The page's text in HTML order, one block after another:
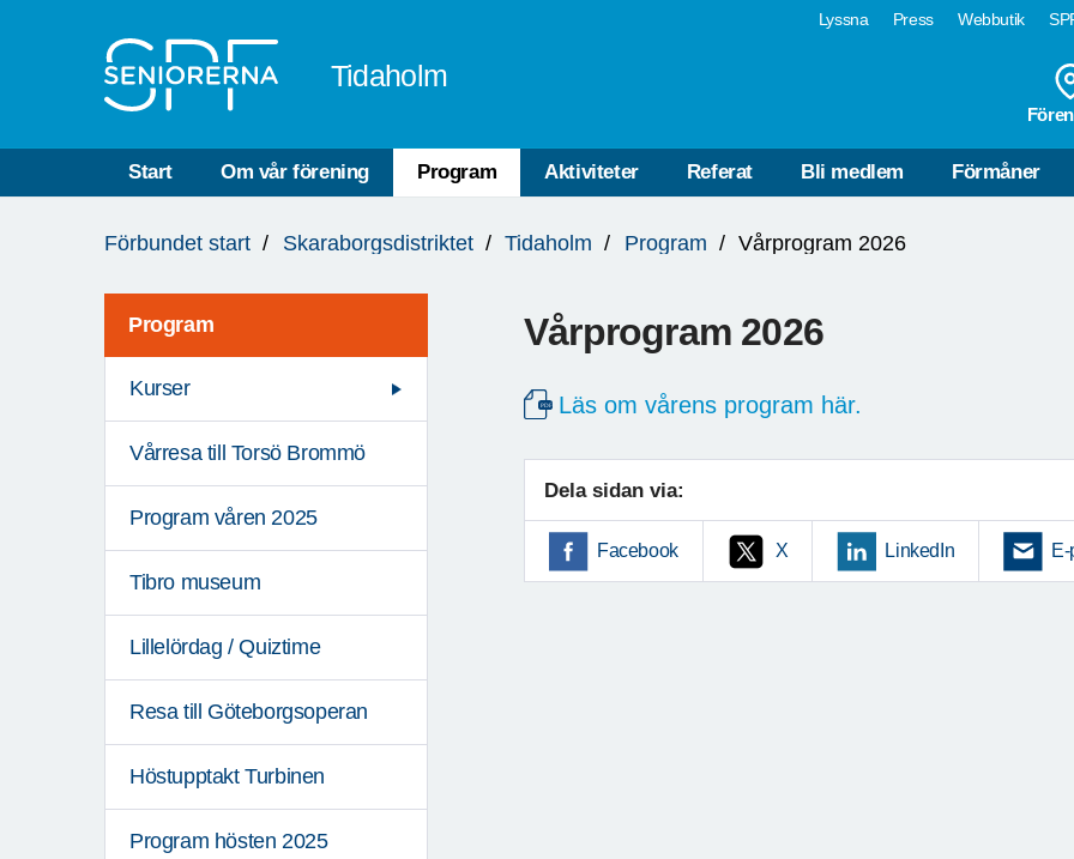
Lyssna Press Webbutik
Tidaholm
Start Om vår förening Program Aktiviteter Referat Bli medlem Förmåner
är
Förbundet start Skaraborgsdistriktet Tidaholm Program Vårprogram 2026
Program
Kurser
Vårresa till Torsö Brommö
Program våren 2025
Tibro museum
Lillelördag / Quiztime
Resa till Göteborgsoperan
Höstupptakt Turbinen
Program hösten 2025
Vårprogram 2026
Läs om vårens program här.
Dela sidan via:
Facebook X LinkedIn